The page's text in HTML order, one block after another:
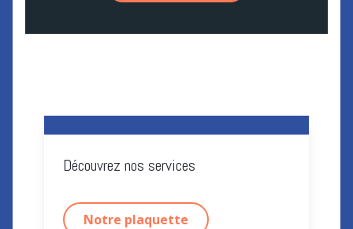
Découvrez nos services
Notre plaquette